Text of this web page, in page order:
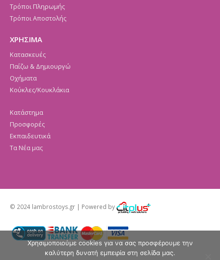
Τρόποι Πληρωμής
Τρόποι Αποστολής
ΧΡΗΣΙΜΑ
Κατασκευές
Παίζω & Δημιουργώ
Οχήματα
Κούκλες/Κουκλάκια
Κατάστημα
Προσφορές
Εκπαιδευτικά
Τα Νέα μας
© 2024 lambrostoys.gr | Powered by
Χρησιμοποιούμε cookies για να σας προσφέρουμε την
καλύτερη δυνατή εμπειρία στη σελίδα μας.